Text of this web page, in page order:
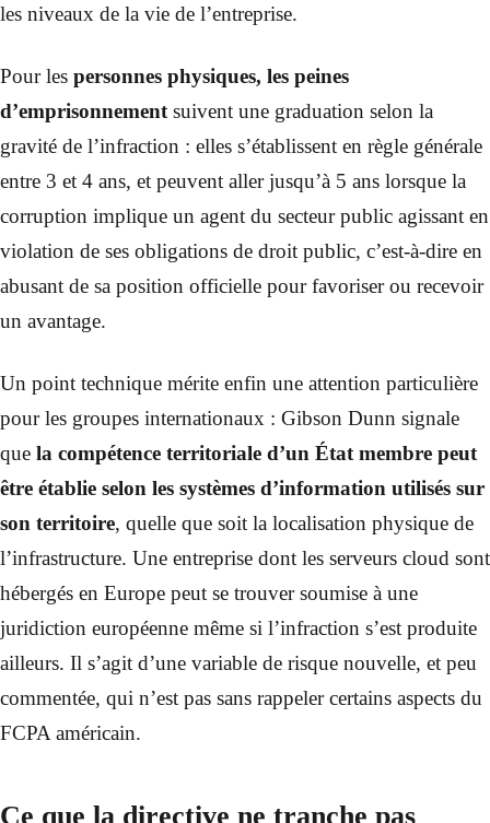
les niveaux de la vie de l’entreprise.
Pour les personnes physiques, les peines
d’emprisonnement suivent une graduation selon la
gravité de l’infraction : elles s’établissent en règle générale
entre 3 et 4 ans, et peuvent aller jusqu’à 5 ans lorsque la
corruption implique un agent du secteur public agissant en
violation de ses obligations de droit public, c’est-à-dire en
abusant de sa position officielle pour favoriser ou recevoir
un avantage.
Un point technique mérite enfin une attention particulière
pour les groupes internationaux : Gibson Dunn signale
que la compétence territoriale d’un État membre peut
être établie selon les systèmes d’information utilisés sur
son territoire, quelle que soit la localisation physique de
l’infrastructure. Une entreprise dont les serveurs cloud sont
hébergés en Europe peut se trouver soumise à une
juridiction européenne même si l’infraction s’est produite
ailleurs. Il s’agit d’une variable de risque nouvelle, et peu
commentée, qui n’est pas sans rappeler certains aspects du
FCPA américain.
Ce que la directive ne tranche pas